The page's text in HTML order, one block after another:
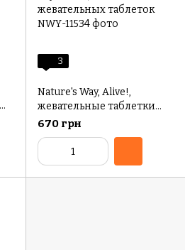
3
Nature's Way, Alive!,
жевательные таблетки
для здоровья волос, кожи
и ногтей, со вкусом
клубники, 60
жевательных таблеток
670 грн